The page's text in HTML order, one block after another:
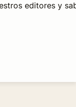
editores y